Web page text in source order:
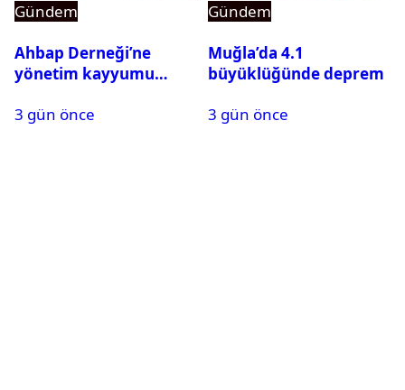
Gündem
Ahbap Derneği’ne
yönetim kayyumu
açıldı
3 gün önce
Gündem
Muğla’da 4.1
büyüklüğünde deprem
3 gün önce